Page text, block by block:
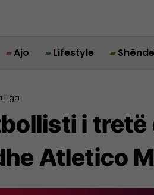
Ajo Lifestyle
Liga
i tretë
Atletico